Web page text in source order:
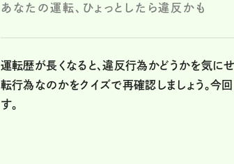
あなたの運転、ひょっとしたら違反かも
運転歴が長くなると、違反行為かどうかを気に
転行為なのかをクイズで再確認しましょう。今
す。